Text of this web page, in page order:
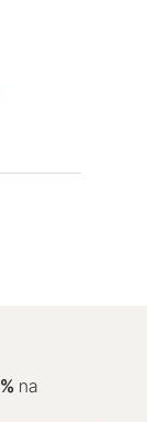
% na